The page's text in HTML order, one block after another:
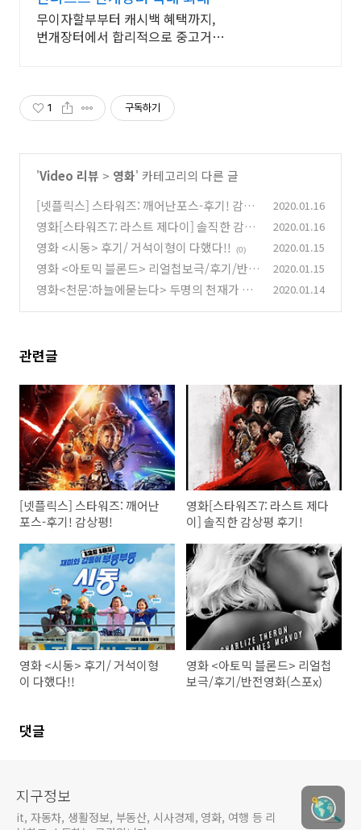
랜드 중고거래
무이자할부부터 캐시백 혜택까지,
번개장터에서 합리적으로 중고거래
1 구독하기
'Video 리뷰 > 영화' 카테고리의 다른 글
[넷플릭스] 스타워즈: 깨어난포스-후기! 감상
평! (0)
2020.01.16
영화[스타워즈7: 라스트 제다이] 솔직한 감상
평 후기!
(0)
2020.01.16
영화 <시동> 후기/ 거석이형이 다했다!! (0) 2020.01.15
영화 <아토믹 블론드> 리얼첩보극/후기/반전
영화(스포x)
(0)
2020.01.15
영화<천문:하늘에묻는다> 두명의 천재가 두
2020.01.14
관련글
[넷플릭스] 스타워즈: 깨어난
포스-후기! 감상평!
영화[스타워즈7: 라스트 제다
이] 솔직한 감상평 후기!
영화 <시동> 후기/ 거석이형
이 다했다!!
영화 <아토믹 블론드> 리얼첩
보극/후기/반전영화(스포x)
댓글
지구정보
it, 자동차, 생활정보, 부동산, 시사경제, 영화, 여행 등 리